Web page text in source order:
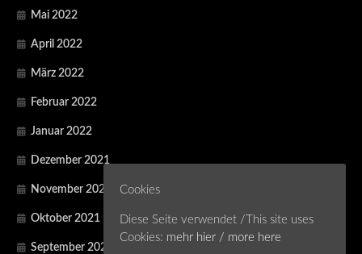
Mai 2022
April 2022
März 2022
Februar 2022
Januar 2022
Dezember 2021
November 2021
Oktober 2021
September 2021
Cookies
Diese Seite verwendet /This site uses
Cookies: mehr hier / more here